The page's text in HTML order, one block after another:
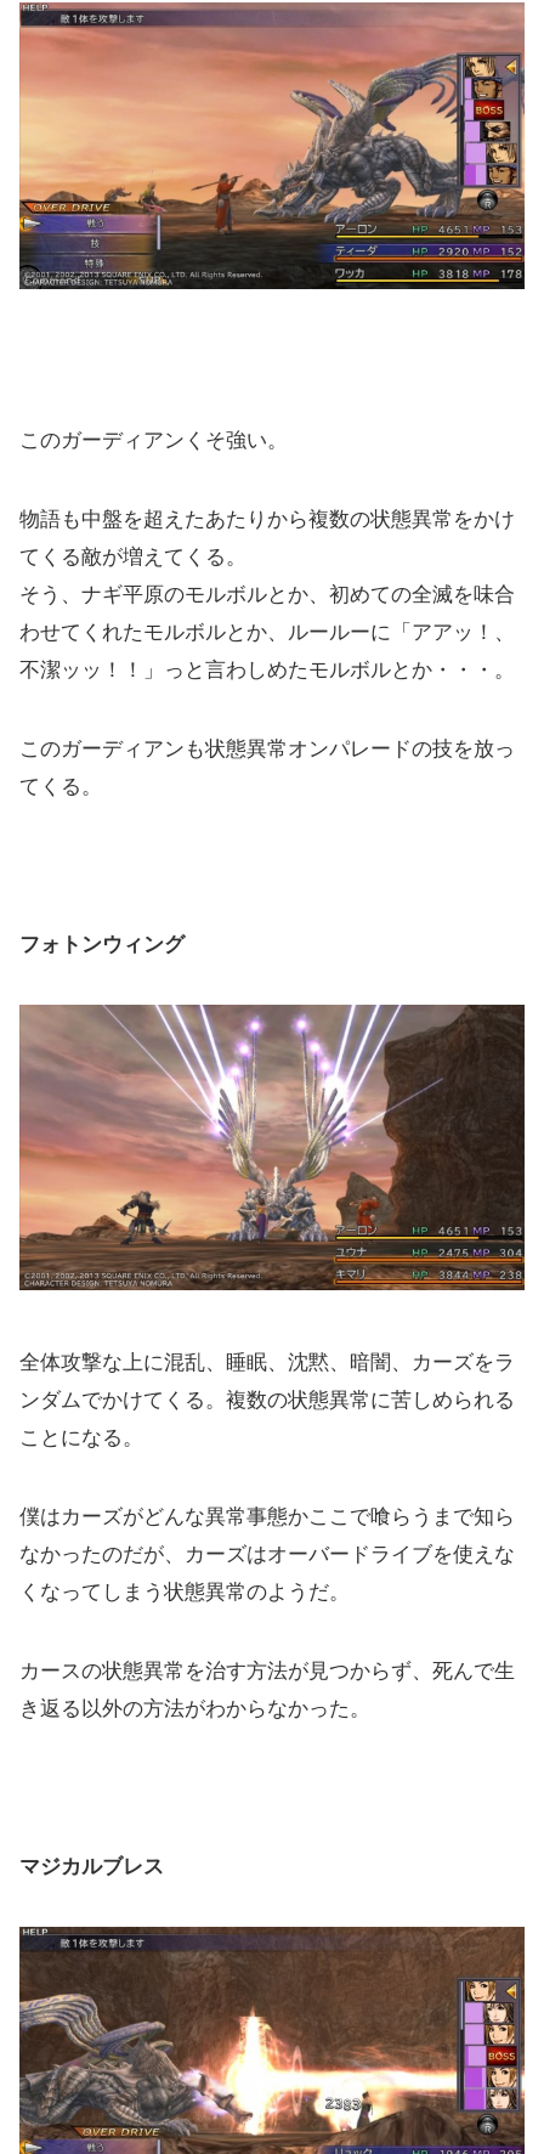
このガーディアンくそ強い。
物語も中盤を超えたあたりから複数の状態異常をかけ
てくる敵が増えてくる。
そう、ナギ平原のモルボルとか、初めての全滅を味合
わせてくれたモルボルとか、ルールーに「アアッ！、
不潔ッッ！！」っと言わしめたモルボルとか・・・。
このガーディアンも状態異常オンパレードの技を放っ
てくる。
フォトンウィング
全体攻撃な上に混乱、睡眠、沈黙、暗闇、カーズをラ
ンダムでかけてくる。複数の状態異常に苦しめられる
ことになる。
僕はカーズがどんな異常事態かここで喰らうまで知ら
なかったのだが、カーズはオーバードライブを使えな
くなってしまう状態異常のようだ。
カースの状態異常を治す方法が見つからず、死んで生
き返る以外の方法がわからなかった。
マジカルブレス